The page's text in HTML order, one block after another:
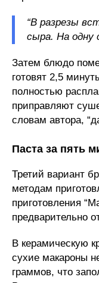
“В разрезы
сыра. На одну
Затем блюдо
готовят 2,5
полностью
приправляют
словам автора,
Паста за пять
Третий вариант
методам
приготовления
предварительно
В керамическую
сухие макароны
граммов, что